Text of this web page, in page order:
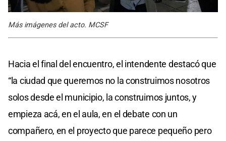
Más imágenes del acto. MCSF
Hacia el final del encuentro, el intendente destacó que
“la ciudad que queremos no la construimos nosotros
solos desde el municipio, la construimos juntos, y
empieza acá, en el aula, en el debate con un
compañero, en el proyecto que parece pequeño pero